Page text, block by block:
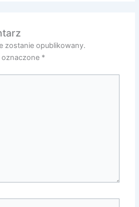
zostanie opublikowany.
oznaczone *